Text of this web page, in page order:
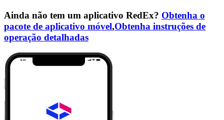
Ainda não tem um aplicativo RedEx? Obtenha o
pacote de aplicativo móvel,Obtenha instruções de
operação detalhadas